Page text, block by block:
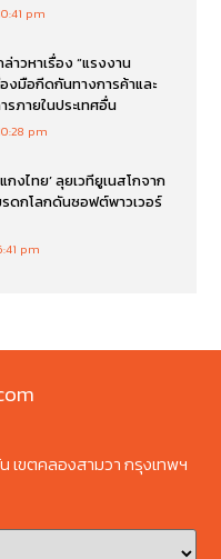
pm
าวหาเรื่อง “แรงงาน
งมือกีดกันทางการค้าและ
ภายในประเทศอื่น
pm
กงไทย’ ลุยเวทียูเนสโกจาก
ดกโลกดันซอฟต์พาวเวอร์
pm
เขตคลองสามวา กรุงเทพฯ